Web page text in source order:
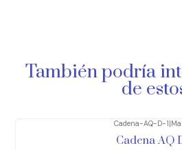
También podría
de
Cadena-AQ-D-1|
Cadena AQ